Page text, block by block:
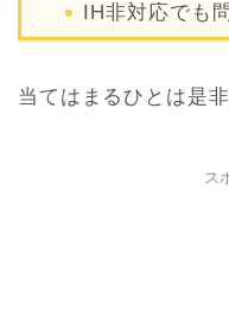
IH非対応でも
当てはまるひとは是
ス